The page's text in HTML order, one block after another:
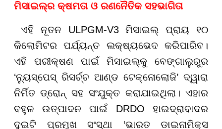
ମିସାଇଲ୍ର କ୍ଷମତା ଓ ରଣନୈତିକ ସହଭାଗିତା
ଏହି ନୂତନ ULPGM-V3 ମିସାଇଲ୍ ପ୍ରାୟ ୧୦
କିଲୋମିଟର ପର୍ଯ୍ୟନ୍ତ ଲକ୍ଷ୍ୟଭେଦ କରିପାରିବ।
ଏହି ପରୀକ୍ଷଣ ପାଇଁ ମିସାଇଲ୍କୁ ବେଙ୍ଗାଲୁରୁର
‘ନ୍ୟୁସ୍ପେସ୍ ରିସର୍ଚ୍ଚ ଆଣ୍ଡ ଟେକ୍ନୋଲୋଜି’ ଦ୍ୱାରା
ନିର୍ମିତ ଡ୍ରୋନ୍ ସହ ସଂଯୁକ୍ତ କରାଯାଇଥିଲା। ଏହାର
ବହୁଳ ଉତ୍ପାଦନ ପାଇଁ DRDO ହାଇଦ୍ରାବାଦର
ଦୁଇଟି ପ୍ରମୁଖ ସଂସ୍ଥା ‘ଭାରତ ଡାଇନାମିକ୍ସ